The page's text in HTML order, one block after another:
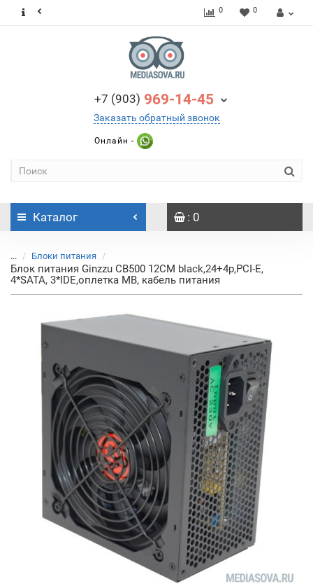
0 0
+7 (903) 969-14-45
Заказать обратный звонок
Онлайн -
Каталог : 0
... Блоки питания
Блок питания Ginzzu CB500 12CM black,24+4p,PCI-E,
4*SATA, 3*IDE,оплетка MB, кабель питания